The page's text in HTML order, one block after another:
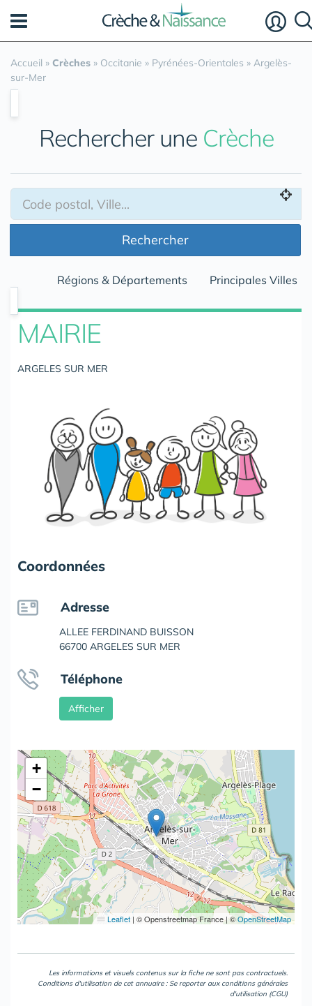
Accueil » Crèches » Occitanie » Pyrénées-Orientales » Argelès-
sur-Mer
Rechercher une Crèche
Rechercher
Régions & Départements Principales Villes
MAIRIE
ARGELES SUR MER
Coordonnées
Adresse
ALLEE FERDINAND BUISSON
66700 ARGELES SUR MER
Téléphone
Afficher
+
−
Leaflet | © Openstreetmap France | ©OpenStreetMap
Les informations et visuels contenus sur la fiche ne sont pas contractuels.
Conditions d'utilisation de cet annuaire : Se reporter aux conditions générales
d'utilisation (CGU)